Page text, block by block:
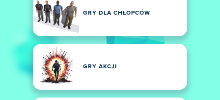
GRY DLA CHŁOPCÓW
GRY AKCJI